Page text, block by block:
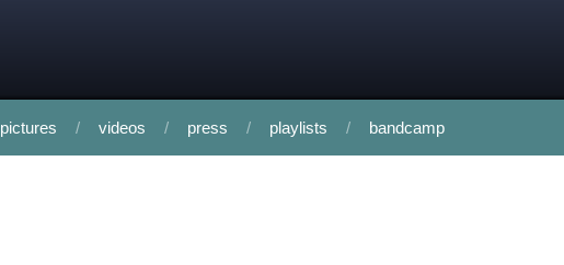
pictures videos press playlists bandcamp